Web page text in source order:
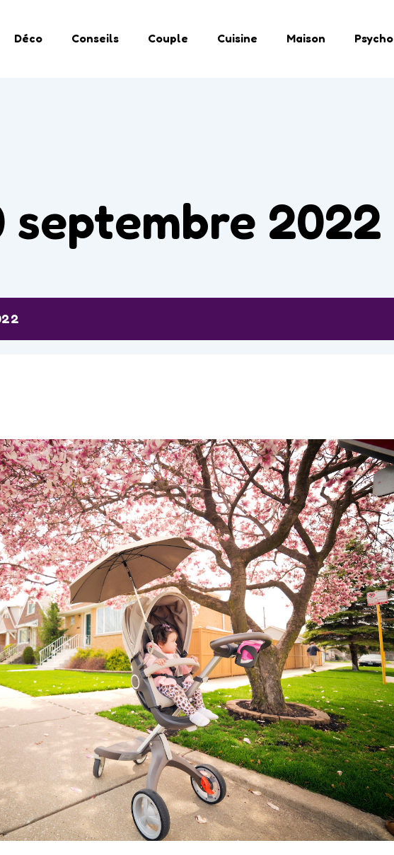
Déco Conseils Couple Cuisine Maison Psycho
septembre 2022